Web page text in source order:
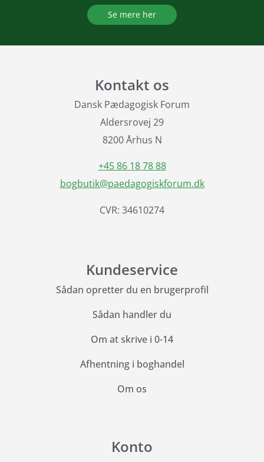
Se mere her
Kontakt os
Dansk Pædagogisk Forum
Aldersrovej 29
8200 Århus N
+45 86 18 78 88
bogbutik@paedagogiskforum.dk
CVR: 34610274
Kundeservice
Sådan opretter du en brugerprofil
Sådan handler du
Om at skrive i 0-14
Afhentning i boghandel
Om os
Konto